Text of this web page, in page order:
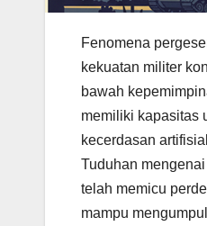
Fenomena
kekuatan militer
bawah
memiliki kapasitas
kecerdasan
Tuduhan
telah memicu
mampu